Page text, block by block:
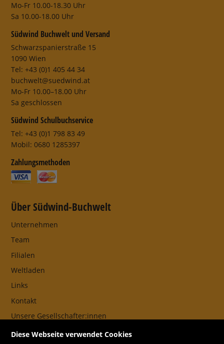
Mo-Fr 10.00-18.30 Uhr
Sa 10.00-18.00 Uhr
Südwind Buchwelt und Versand
Schwarzspanierstraße 15
1090 Wien
Tel: +43 (0)1 405 44 34
buchwelt@suedwind.at
Mo-Fr 10.00–18.00 Uhr
Sa geschlossen
Südwind Schulbuchservice
Tel: +43 (0)1 798 83 49
Mobil: 0680 1285397
Zahlungsmethoden
Über Südwind-Buchwelt
Unternehmen
Team
Filialen
Weltladen
Links
Kontakt
Unsere Gesellschafter:innen
AGB
Diese Webseite verwendet Cookies